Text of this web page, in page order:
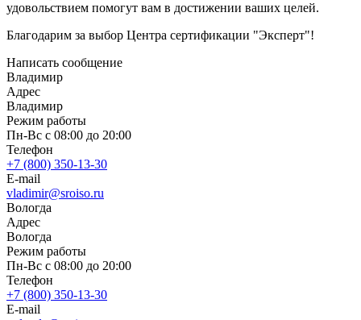
удовольствием помогут вам в достижении ваших целей.
Благодарим за выбор Центра сертификации "Эксперт"!
Написать сообщение
Владимир
Адрес
Владимир
Режим работы
Пн-Вс с 08:00 до 20:00
Телефон
+7 (800) 350-13-30
E-mail
vladimir@sroiso.ru
Вологда
Адрес
Вологда
Режим работы
Пн-Вс с 08:00 до 20:00
Телефон
+7 (800) 350-13-30
E-mail